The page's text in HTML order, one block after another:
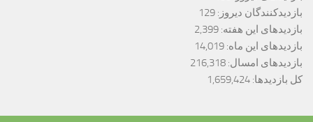
بازدیدکنندگان دیروز: 129
بازدیدهای این هفته: 2,399
بازدیدهای این ماه: 14,019
بازدیدهای امسال: 216,318
کل بازدیدها: 1,659,424